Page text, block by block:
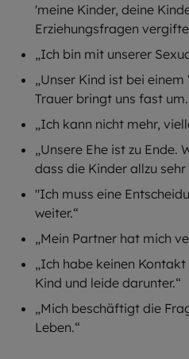
'meine Kinder, deine
Erziehungsfragen
„Ich bin mit unserer
„Unser Kind ist bei
Trauer bringt uns fast
„Ich kann nicht mehr,
„Unsere Ehe ist zu Ende.
dass die Kinder allzu sehr
"Ich muss eine
weiter.“
„Mein Partner hat mich
„Ich habe keinen
Kind und leide darunter.“
„Mich beschäftigt die
Leben.“